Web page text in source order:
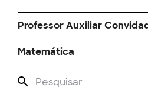
Professor Auxiliar
Matemática